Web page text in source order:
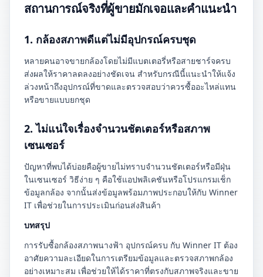
สถานการณ์จริงที่ผู้ขายมักเจอและคำแนะนำ
1. กล้องสภาพดีแต่ไม่มีอุปกรณ์ครบชุด
หลายคนอาจขายกล้องโดยไม่มีแบตเตอรี่หรือสายชาร์จครบ
ส่งผลให้ราคาลดลงอย่างชัดเจน สำหรับกรณีนี้แนะนำให้แจ้ง
ล่วงหน้าถึงอุปกรณ์ที่ขาดและตรวจสอบว่าควรซื้ออะไหล่แทน
หรือขายแบบยกชุด
2. ไม่แน่ใจเรื่องจำนวนชัตเตอร์หรือสภาพ
เซนเซอร์
ปัญหาที่พบได้บ่อยคือผู้ขายไม่ทราบจำนวนชัตเตอร์หรือมีฝุ่น
ในเซนเซอร์ วิธีง่าย ๆ คือใช้แอปพลิเคชันหรือโปรแกรมเช็ก
ข้อมูลกล้อง จากนั้นส่งข้อมูลพร้อมภาพประกอบให้กับ Winner
IT เพื่อช่วยในการประเมินก่อนส่งสินค้า
บทสรุป
การรับซื้อกล้องสภาพนางฟ้า อุปกรณ์ครบ กับ Winner IT ต้อง
อาศัยความละเอียดในการเตรียมข้อมูลและตรวจสภาพกล้อง
อย่างเหมาะสม เพื่อช่วยให้ได้ราคาที่ตรงกับสภาพจริงและขาย